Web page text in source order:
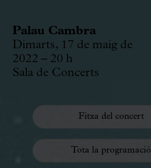
Palau Cambra
Dimarts, 17 de maig de
2022 – 20 h
Sala de Concerts
Fitxa del concert
Tota la programació